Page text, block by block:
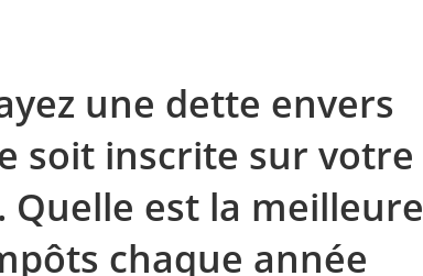
une dette envers
soit inscrite sur votre
Quelle est la meilleure
chaque année